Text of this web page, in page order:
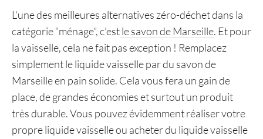
L’une des meilleures alternatives zéro-déchet dans la
catégorie “ménage”, c’estle savon de Marseille. Et pour
la vaisselle, cela ne fait pas exception ! Remplacez
simplement le liquide vaisselle par du savon de
Marseille en pain solide. Cela vous fera un gain de
place, de grandes économies et surtout un produit
très durable. Vous pouvez évidemment réaliser votre
propre liquide vaisselle ou acheter du liquide vaisselle